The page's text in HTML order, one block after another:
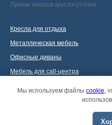
Мы используем файлы cookie,
Прием заказов круглосуточно
Кресла для отдыха
Металлическая мебель
Офисные диваны
Мебель для call-центра